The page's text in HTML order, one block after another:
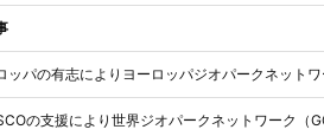
ッパの有志によりヨーロッパジオパークネット
の支援により世界ジオパークネットワーク（